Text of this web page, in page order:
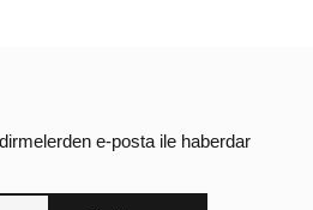
e-posta ile haberdar